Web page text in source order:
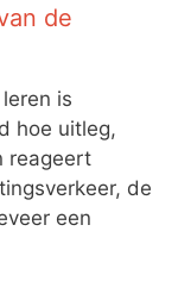
de
is
hoe uitleg,
reageert
de
een